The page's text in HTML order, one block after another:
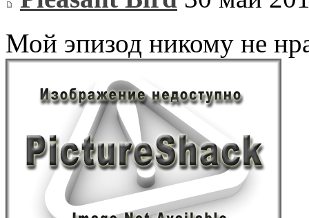
Мой эпизод никому не